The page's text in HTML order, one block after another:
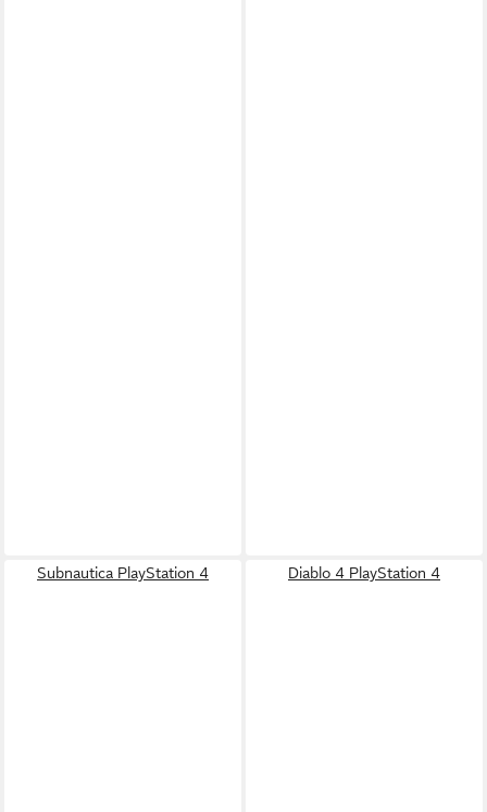
Subnautica PlayStation 4 Diablo 4 PlayStation 4